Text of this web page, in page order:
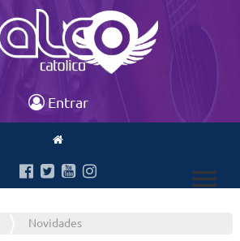
Entrar
Novidades